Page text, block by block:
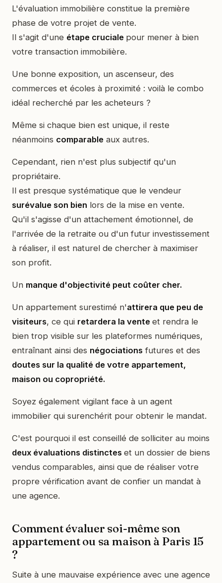
L'évaluation immobilière constitue la première
phase de votre projet de vente.
Il s'agit d'une étape cruciale pour mener à bien
votre transaction immobilière.
Une bonne exposition, un ascenseur, des
commerces et écoles à proximité : voilà le combo
idéal recherché par les acheteurs ?
Même si chaque bien est unique, il reste
néanmoins comparable aux autres.
Cependant, rien n'est plus subjectif qu'un
propriétaire.
Il est presque systématique que le vendeur
surévalue son bien lors de la mise en vente.
Qu'il s'agisse d'un attachement émotionnel, de
l'arrivée de la retraite ou d'un futur investissement
à réaliser, il est naturel de chercher à maximiser
son profit.
Un manque d'objectivité peut coûter cher.
Un appartement surestimé n'attirera que peu de
visiteurs, ce qui retardera la vente et rendra le
bien trop visible sur les plateformes numériques,
entraînant ainsi des négociations futures et des
doutes sur la qualité de votre appartement,
maison ou copropriété.
Soyez également vigilant face à un agent
immobilier qui surenchérit pour obtenir le mandat.
C'est pourquoi il est conseillé de solliciter au moins
deux évaluations distinctes et un dossier de biens
vendus comparables, ainsi que de réaliser votre
propre vérification avant de confier un mandat à
une agence.
Comment évaluer soi-même son
appartement ou sa maison à Paris 15
?
Suite à une mauvaise expérience avec une agence